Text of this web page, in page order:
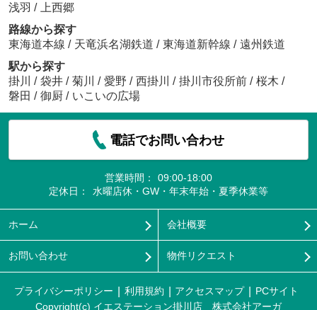
浅羽 /
上西郷
路線から探す
東海道本線 / 天竜浜名湖鉄道 / 東海道新幹線 / 遠州鉄道
駅から探す
掛川
/ 袋井 / 菊川 / 愛野 / 西掛川 / 掛川市役所前 / 桜木 /
磐田 / 御厨 / いこいの広場
電話でお問い合わせ
営業時間：
09:00-18:00
定休日：
水曜店休・GW・年末年始・夏季休業等
ホーム 会社概要
お問い合わせ 物件リクエスト
プライバシーポリシー 利用規約 アクセスマップ
PCサイト
Copyright(c) イエステーション掛川店 株式会社アーガ